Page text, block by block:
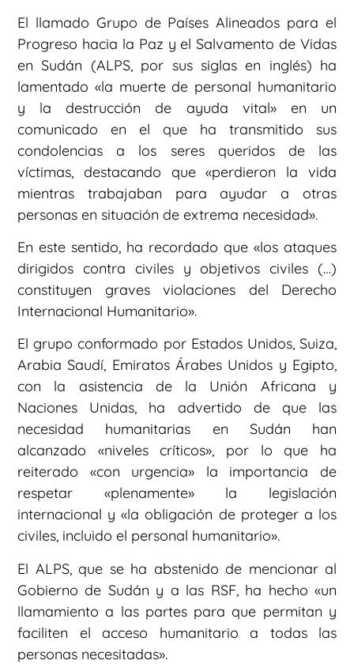
El llamado Grupo de Países Alineados para el
Progreso hacia la Paz y el Salvamento de Vidas
en Sudán (ALPS, por sus siglas en inglés) ha
lamentado «la muerte de personal humanitario
y la destrucción de ayuda vital» en un
comunicado en el que ha transmitido sus
condolencias a los seres queridos de las
víctimas, destacando que «perdieron la vida
mientras trabajaban para ayudar a otras
personas en situación de extrema necesidad».
En este sentido, ha recordado que «los ataques
dirigidos contra civiles y objetivos civiles (…)
constituyen graves violaciones del Derecho
Internacional Humanitario».
El grupo conformado por Estados Unidos, Suiza,
Arabia Saudí, Emiratos Árabes Unidos y Egipto,
con la asistencia de la Unión Africana y
Naciones Unidas, ha advertido de que las
necesidad humanitarias en Sudán han
alcanzado «niveles críticos», por lo que ha
reiterado «con urgencia» la importancia de
respetar «plenamente» la legislación
internacional y «la obligación de proteger a los
civiles, incluido el personal humanitario».
El ALPS, que se ha abstenido de mencionar al
Gobierno de Sudán y a las RSF, ha hecho «un
llamamiento a las partes para que permitan y
faciliten el acceso humanitario a todas las
personas necesitadas».